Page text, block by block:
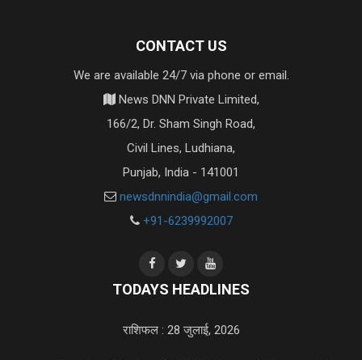
CONTACT US
We are available 24/7 via phone or email.
News DNN Private Limited,
166/2, Dr. Sham Singh Road,
Civil Lines, Ludhiana,
Punjab, India - 141001
newsdnnindia@gmail.com
+91-6239992007
TODAYS HEADLINES
राशिफल : 28 जुलाई, 2026